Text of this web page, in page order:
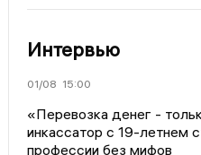
Интервью
01/08 15:00
«Перевозка денег -
инкассатор с 19-летнем
профессии без мифов